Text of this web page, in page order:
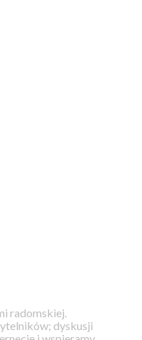
radomskiej.
dyskusji